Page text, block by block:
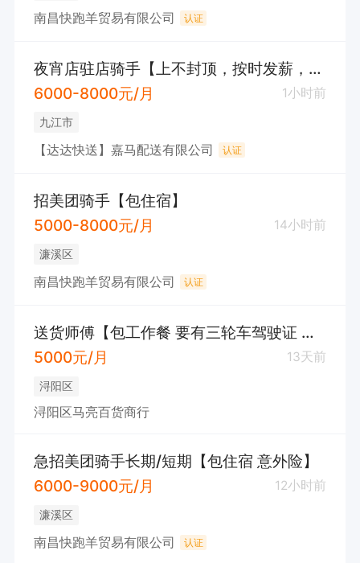
南昌快跑羊贸易有限公司 认证
夜宵店驻店骑手【上不封顶，按时发薪，浔阳区】
6000-8000元/月
1小时前
九江市
【达达快送】嘉马配送有限公司 认证
招美团骑手【包住宿】
5000-8000元/月
14小时前
濂溪区
南昌快跑羊贸易有限公司 认证
送货师傅【包工作餐 要有三轮车驾驶证 ，浔阳区】
5000元/月
13天前
浔阳区
浔阳区马亮百货商行
急招美团骑手长期/短期【包住宿 意外险】
6000-9000元/月
12小时前
濂溪区
南昌快跑羊贸易有限公司 认证